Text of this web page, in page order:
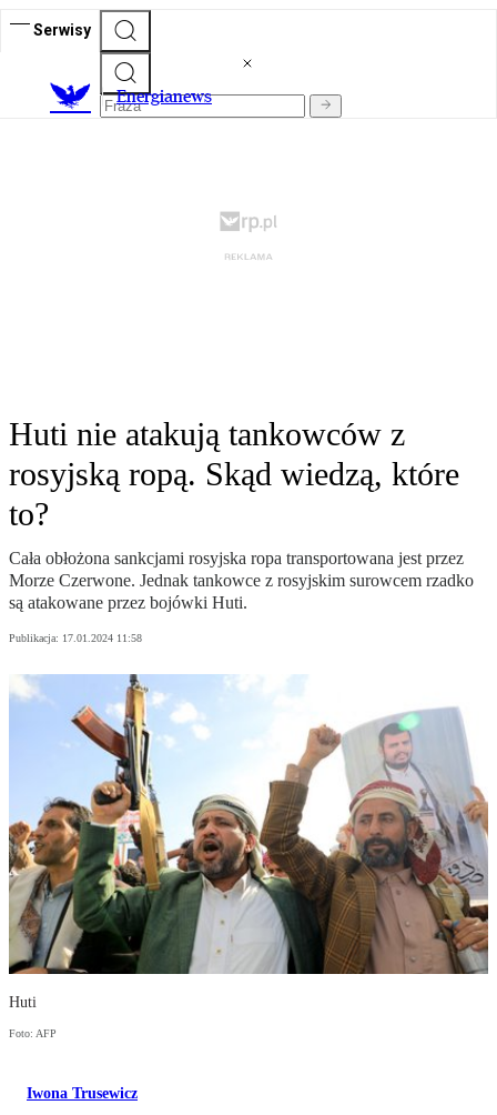
Serwisy
Energianews
Huti nie atakują tankowców z
rosyjską ropą. Skąd wiedzą, które
to?
Cała obłożona sankcjami rosyjska ropa transportowana jest przez
Morze Czerwone. Jednak tankowce z rosyjskim surowcem rzadko
są atakowane przez bojówki Huti.
Publikacja: 17.01.2024 11:58
Huti
Foto: AFP
Iwona Trusewicz